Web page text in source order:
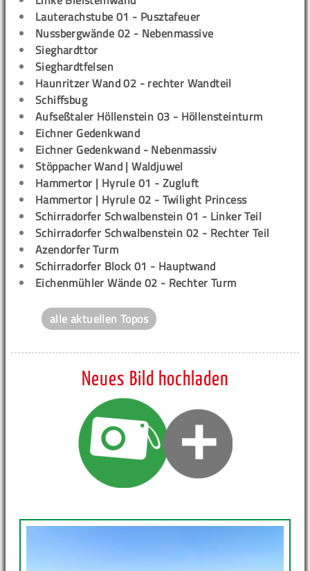
Lauterachstube 01 - Pusztafeuer
Nussbergwände 02 - Nebenmassive
Sieghardttor
Sieghardtfelsen
Haunritzer Wand 02 - rechter Wandteil
Schiffsbug
Aufseßtaler Höllenstein 03 - Höllensteinturm
Eichner Gedenkwand
Eichner Gedenkwand - Nebenmassiv
Stöppacher Wand | Waldjuwel
Hammertor | Hyrule 01 - Zugluft
Hammertor | Hyrule 02 - Twilight Princess
Schirradorfer Schwalbenstein 01 - Linker Teil
Schirradorfer Schwalbenstein 02 - Rechter Teil
Azendorfer Turm
Schirradorfer Block 01 - Hauptwand
Eichenmühler Wände 02 - Rechter Turm
alle aktuellen Topos
Neues Bild hochladen